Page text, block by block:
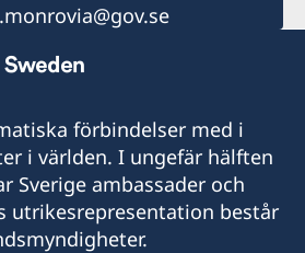
förbindelser med i
i världen. I ungefär hälften
Sverige ambassader och
utrikesrepresentation består